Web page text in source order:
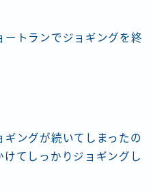
トランでジョギングを終
ングが続いてしまったの
てしっかりジョギングし